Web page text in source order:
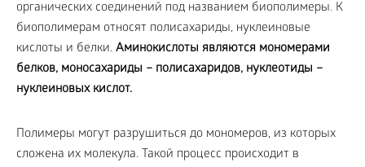
органических соединений под названием биополимеры. К
биополимерам относят полисахариды, нуклеиновые
кислоты и белки. Аминокислоты являются мономерами
белков, моносахариды – полисахаридов, нуклеотиды –
нуклеиновых кислот.
Полимеры могут разрушиться до мономеров, из которых
сложена их молекула. Такой процесс происходит в